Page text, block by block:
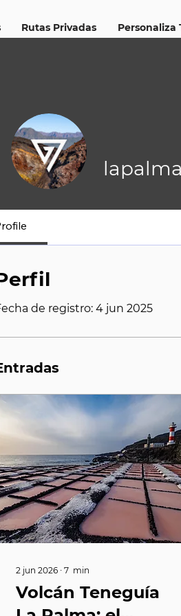
Rutas Privadas Personaliza
de registro: 4 jun 2025
2 jun 2026 ∙ 7 min
Volcán Teneguía